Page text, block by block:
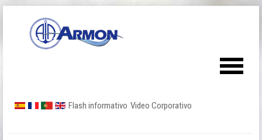
Flash informativo Video Corporativo